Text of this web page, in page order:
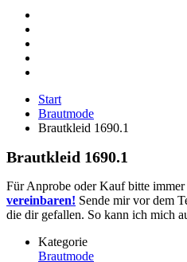
Start
Brautmode
Brautkleid 1690.1
Brautkleid 1690.1
Für Anprobe oder Kauf bitte immer
vereinbaren! Sende mir vor dem
die dir gefallen. So kann ich mich
Kategorie
Brautmode